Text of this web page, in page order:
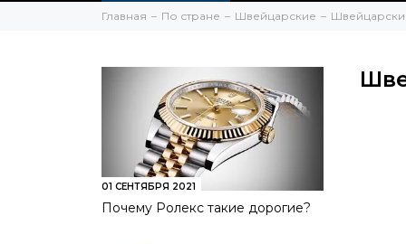
Главная По стране Швейцарские
01 СЕНТЯБРЯ 2021
Почему Ролекс такие дорогие?